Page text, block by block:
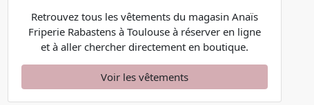
Retrouvez tous les vêtements du magasin Anaïs
Friperie Rabastens à Toulouse à réserver en ligne
et à aller chercher directement en boutique.
Voir les vêtements